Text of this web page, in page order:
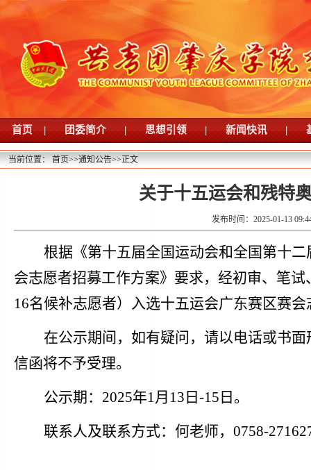
首页 | 团委简介 | 思想引领 | 新闻快讯 |
当前位置：首页>>通知公告>>正文
关于十五运会和残特
发布时间：2025-01-13
根据《第十五届全国运动会和全国第十
会志愿者招募工作方案》要求，经初审、 笔试
16名候补志愿者） 入选十五运会广东赛区赛会
在公示期间，如有疑问，请以电话或书
信函将不予受理。
公示期： 2025年1月 13 日 -15 日 。
联系人及联系方式： 何老师， 0758-